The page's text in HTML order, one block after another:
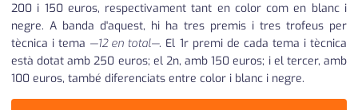
200 i 150 euros, respectivament tant en color com en blanc i
negre. A banda d'aquest, hi ha tres premis i tres trofeus per
tècnica i tema —12 en total—. El 1r premi de cada tema i tècnica
està dotat amb 250 euros; el 2n, amb 150 euros; i el tercer, amb
100 euros, també diferenciats entre color i blanc i negre.